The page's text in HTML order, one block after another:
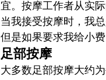
宜。按摩工作者从实
当我接受按摩时，我
但是如果要求我给小
足部按摩
大多数足部按摩大约